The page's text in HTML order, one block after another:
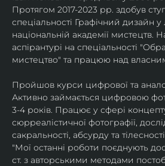
Протягом 2017-2023 рр. здобув
спеціальності Графічний дизайн у
національній академії мистецтв.
аспірантурі на спеціальності
мистецтво" та працюю над
Пройшов курси цифрової та
Активно займається цифровою
3-4 років. Працює у сфері
сюрреалістичної фотографії,
сакральності, абсурду та
"Мої останні роботи поєднують
ст. з авторськими методами